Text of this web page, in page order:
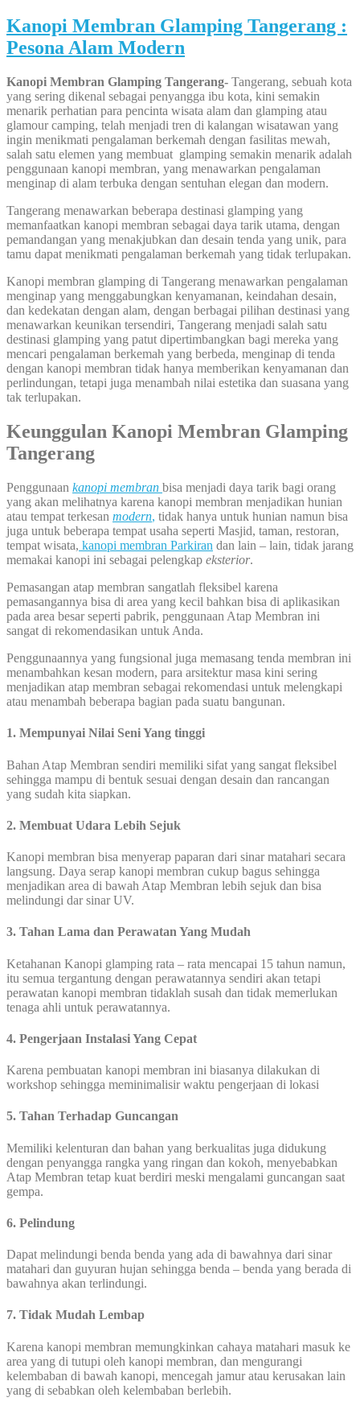
Kanopi Membran Glamping Tangerang :
Pesona Alam Modern
Kanopi Membran Glamping Tangerang- Tangerang, sebuah kota
yang sering dikenal sebagai penyangga ibu kota, kini semakin
menarik perhatian para pencinta wisata alam dan glamping atau
glamour camping, telah menjadi tren di kalangan wisatawan yang
ingin menikmati pengalaman berkemah dengan fasilitas mewah,
salah satu elemen yang membuat glamping semakin menarik adalah
penggunaan kanopi membran, yang menawarkan pengalaman
menginap di alam terbuka dengan sentuhan elegan dan modern.
Tangerang menawarkan beberapa destinasi glamping yang
memanfaatkan kanopi membran sebagai daya tarik utama, dengan
pemandangan yang menakjubkan dan desain tenda yang unik, para
tamu dapat menikmati pengalaman berkemah yang tidak terlupakan.
Kanopi membran glamping di Tangerang menawarkan pengalaman
menginap yang menggabungkan kenyamanan, keindahan desain,
dan kedekatan dengan alam, dengan berbagai pilihan destinasi yang
menawarkan keunikan tersendiri, Tangerang menjadi salah satu
destinasi glamping yang patut dipertimbangkan bagi mereka yang
mencari pengalaman berkemah yang berbeda, menginap di tenda
dengan kanopi membran tidak hanya memberikan kenyamanan dan
perlindungan, tetapi juga menambah nilai estetika dan suasana yang
tak terlupakan.
Keunggulan Kanopi Membran Glamping
Tangerang
Penggunaan kanopi membran bisa menjadi daya tarik bagi orang
yang akan melihatnya karena kanopi membran menjadikan hunian
atau tempat terkesan modern, tidak hanya untuk hunian namun bisa
juga untuk beberapa tempat usaha seperti Masjid, taman, restoran,
tempat wisata, kanopi membran Parkiran dan lain – lain, tidak jarang
memakai kanopi ini sebagai pelengkap eksterior.
Pemasangan atap membran sangatlah fleksibel karena
pemasangannya bisa di area yang kecil bahkan bisa di aplikasikan
pada area besar seperti pabrik, penggunaan Atap Membran ini
sangat di rekomendasikan untuk Anda.
Penggunaannya yang fungsional juga memasang tenda membran ini
menambahkan kesan modern, para arsitektur masa kini sering
menjadikan atap membran sebagai rekomendasi untuk melengkapi
atau menambah beberapa bagian pada suatu bangunan.
1. Mempunyai Nilai Seni Yang tinggi
Bahan Atap Membran sendiri memiliki sifat yang sangat fleksibel
sehingga mampu di bentuk sesuai dengan desain dan rancangan
yang sudah kita siapkan.
2. Membuat Udara Lebih Sejuk
Kanopi membran bisa menyerap paparan dari sinar matahari secara
langsung. Daya serap kanopi membran cukup bagus sehingga
menjadikan area di bawah Atap Membran lebih sejuk dan bisa
melindungi dar sinar UV.
3. Tahan Lama dan Perawatan Yang Mudah
Ketahanan Kanopi glamping rata – rata mencapai 15 tahun namun,
itu semua tergantung dengan perawatannya sendiri akan tetapi
perawatan kanopi membran tidaklah susah dan tidak memerlukan
tenaga ahli untuk perawatannya.
4. Pengerjaan Instalasi Yang Cepat
Karena pembuatan kanopi membran ini biasanya dilakukan di
workshop sehingga meminimalisir waktu pengerjaan di lokasi
5. Tahan Terhadap Guncangan
Memiliki kelenturan dan bahan yang berkualitas juga didukung
dengan penyangga rangka yang ringan dan kokoh, menyebabkan
Atap Membran tetap kuat berdiri meski mengalami guncangan saat
gempa.
6. Pelindung
Dapat melindungi benda benda yang ada di bawahnya dari sinar
matahari dan guyuran hujan sehingga benda – benda yang berada di
bawahnya akan terlindungi.
7. Tidak Mudah Lembap
Karena kanopi membran memungkinkan cahaya matahari masuk ke
area yang di tutupi oleh kanopi membran, dan mengurangi
kelembaban di bawah kanopi, mencegah jamur atau kerusakan lain
yang di sebabkan oleh kelembaban berlebih.